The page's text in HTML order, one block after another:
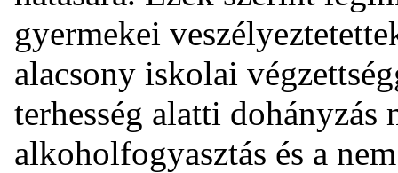
gyermekei
alacsony iskolai
terhesség alatti
alkoholfogyasztás és a